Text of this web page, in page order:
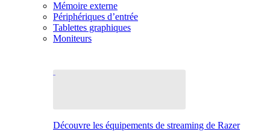
Mémoire externe
Périphériques d’entrée
Tablettes graphiques
Moniteurs
Découvre les équipements de streaming de Razer